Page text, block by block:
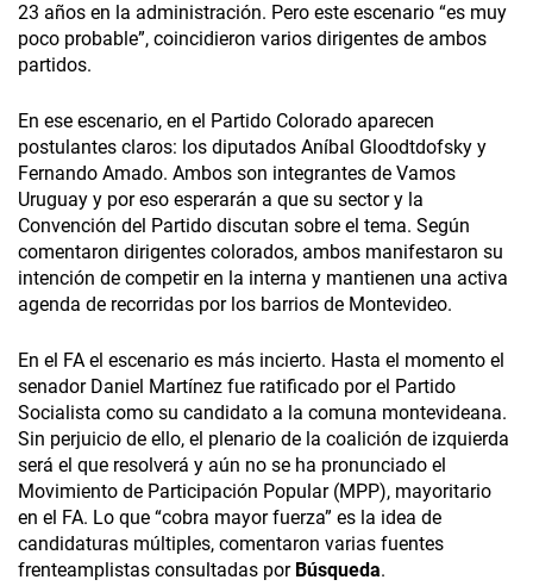
23 años en la administración. Pero este escenario “es muy
poco probable”, coincidieron varios dirigentes de ambos
partidos.
En ese escenario, en el Partido Colorado aparecen
postulantes claros: los diputados Aníbal Gloodt­dofsky y
Fernando Amado. Ambos son integrantes de Vamos
Uruguay y por eso esperarán a que su sector y la
Convención del Partido discutan sobre el tema. Según
comentaron dirigentes colorados, ambos manifestaron su
intención de competir en la interna y mantienen una activa
agenda de recorridas por los barrios de Montevideo.
En el FA el escenario es más incierto. Hasta el momento el
senador Daniel Martínez fue ratificado por el Partido
Socialista como su candidato a la comuna montevideana.
Sin perjuicio de ello, el plenario de la coalición de izquierda
será el que resolverá y aún no se ha pronunciado el
Movimiento de Participación Popular (MPP), mayoritario
en el FA. Lo que “cobra mayor fuerza” es la idea de
candidaturas múltiples, comentaron varias fuentes
frenteamplistas consultadas por Búsqueda.